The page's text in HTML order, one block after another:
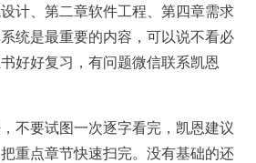
计、第二章软件工程、第四章需求
统是最重要的内容，可以说不看必
好好复习，有问题微信联系凯恩
不要试图一次逐字看完，凯恩建议
重点章节快速扫完。没有基础的还